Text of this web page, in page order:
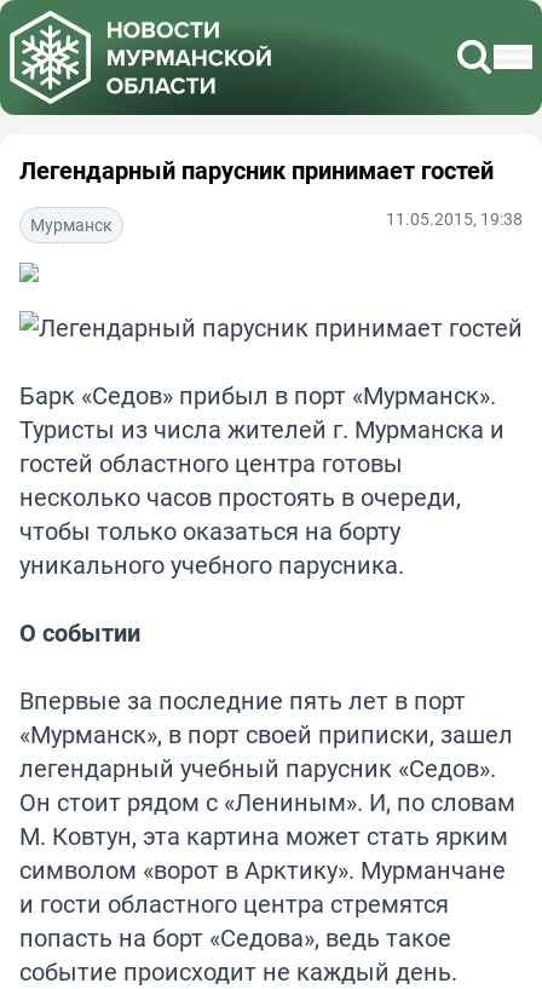
Легендарный парусник принимает гостей
Мурманск 11.05.2015, 19:38
Барк «Седов» прибыл в порт «Мурманск».
Туристы из числа жителей г. Мурманска и
гостей областного центра готовы
несколько часов простоять в очереди,
чтобы только оказаться на борту
уникального учебного парусника.
О событии
Впервые за последние пять лет в порт
«Мурманск», в порт своей приписки, зашел
легендарный учебный парусник «Седов».
Он стоит рядом с «Лениным». И, по словам
М. Ковтун, эта картина может стать ярким
символом «ворот в Арктику». Мурманчане
и гости областного центра стремятся
попасть на борт «Седова», ведь такое
событие происходит не каждый день.